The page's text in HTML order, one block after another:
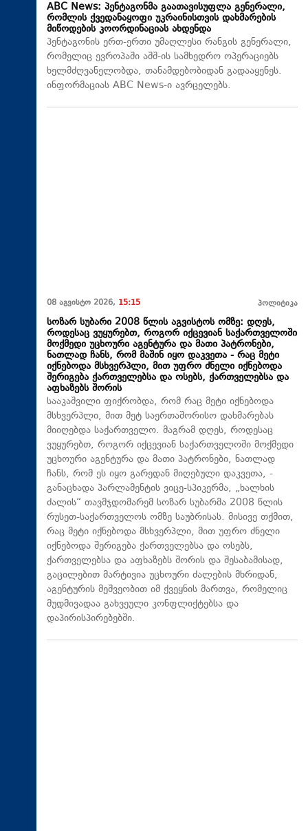
ABC News: პენტაგონმა გაათავისუფლა გენერალი,
რომლის ქვედანაყოფი უკრაინისთვის დახმარების
მიწოდების კოორდინაციას ახდენდა
პენტაგონის ერთ-ერთი უმაღლესი რანგის გენერალი,
რომელიც ევროპაში აშშ-ის სამხედრო ოპერაციებს
ხელმძღვანელობდა, თანამდებობიდან გადააყენეს.
ინფორმაციას ABC News-ი ავრცელებს.
08 აგვისტო 2026, 15:15 პოლიტიკა
სოზარ სუბარი 2008 წლის აგვისტოს ომზე: დღეს,
როდესაც ვუყურებთ, როგორ იქცევიან საქართველოში
მოქმედი უცხოური აგენტურა და მათი პატრონები,
ნათლად ჩანს, რომ მაშინ იყო დაკვეთა - რაც მეტი
იქნებოდა მსხვერპლი, მით უფრო ძნელი იქნებოდა
შერიგება ქართველებსა და ოსებს, ქართველებსა და
აფხაზებს შორის
სააკაშვილი ფიქრობდა, რომ რაც მეტი იქნებოდა
მსხვერპლი, მით მეტ საერთაშორისო დახმარებას
მიიღებდა საქართველო. მაგრამ დღეს, როდესაც
ვუყურებთ, როგორ იქცევიან საქართველოში მოქმედი
უცხოური აგენტურა და მათი პატრონები, ნათლად
ჩანს, რომ ეს იყო გარედან მიღებული დაკვეთა, -
განაცხადა პარლამენტის ვიცე-სპიკერმა, „ხალხის
ძალის“ თავმჯდომარემ სოზარ სუბარმა 2008 წლის
რუსეთ-საქართველოს ომზე საუბრისას. მისივე თქმით,
რაც მეტი იქნებოდა მსხვერპლი, მით უფრო ძნელი
იქნებოდა შერიგება ქართველებსა და ოსებს,
ქართველებსა და აფხაზებს შორის და შესაბამისად,
გაცილებით მარტივია უცხოური ძალების მხრიდან,
აგენტურის მეშვეობით იმ ქვეყნის მართვა, რომელიც
მუდმივადაა გახვეული კონფლიქტებსა და
დაპირისპირებებში.